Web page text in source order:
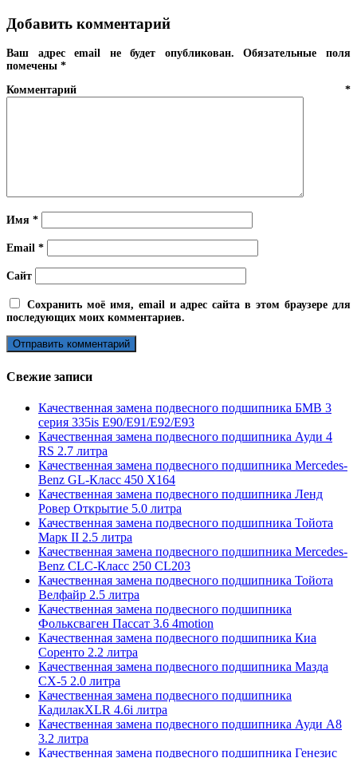
Добавить комментарий
Ваш адрес email не будет опубликован.
Обязательные поля
помечены *
Комментарий *
Имя *
Email *
Сайт
Сохранить моё имя, email и адрес сайта в этом браузере для
последующих моих комментариев.
Свежие записи
Качественная замена подвесного подшипника БМВ 3
серия 335is E90/E91/E92/E93
Качественная замена подвесного подшипника Ауди 4
RS 2.7 литра
Качественная замена подвесного подшипника Mercedes-
Benz GL-Класс 450 X164
Качественная замена подвесного подшипника Ленд
Ровер Открытие 5.0 литра
Качественная замена подвесного подшипника Тойота
Марк II 2.5 литра
Качественная замена подвесного подшипника Mercedes-
Benz CLC-Класс 250 CL203
Качественная замена подвесного подшипника Тойота
Велфайр 2.5 литра
Качественная замена подвесного подшипника
Фольксваген Пассат 3.6 4motion
Качественная замена подвесного подшипника Киа
Соренто 2.2 литра
Качественная замена подвесного подшипника Мазда
СХ-5 2.0 литра
Качественная замена подвесного подшипника
КадилакXLR 4.6i литра
Качественная замена подвесного подшипника Ауди А8
3.2 литра
Качественная замена подвесного подшипника Генезис